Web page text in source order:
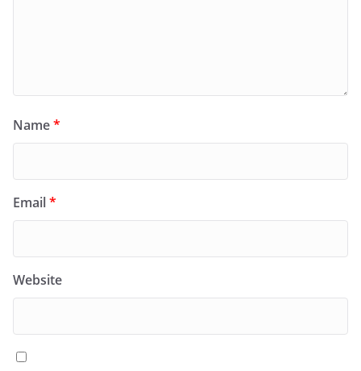
Name*
Email*
Website